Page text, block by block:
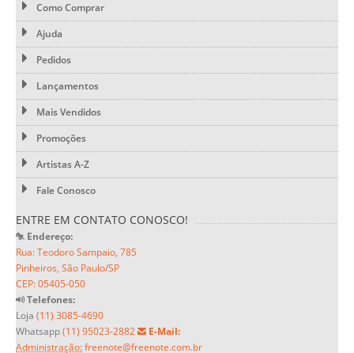
Como Comprar
Ajuda
Pedidos
Lançamentos
Mais Vendidos
Promoções
Artistas A-Z
Fale Conosco
ENTRE EM CONTATO CONOSCO!
Endereço:
Rua: Teodoro Sampaio, 785
Pinheiros, São Paulo/SP
CEP: 05405-050
Telefones:
Loja (11) 3085-4690
Whatsapp(11) 95023-2882
E-Mail:
Administração:freenote@freenote.com.br